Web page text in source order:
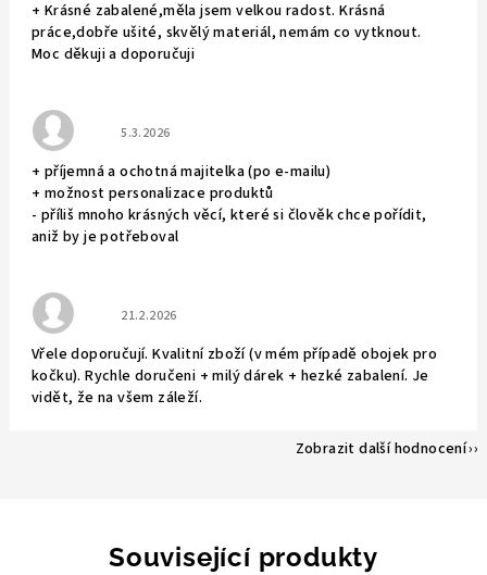
+ Krásné zabalené,měla jsem velkou radost. Krásná
práce,dobře ušité, skvělý materiál, nemám co vytknout.
Moc děkuji a doporučuji
Hodnocení obchodu je 5 z 5 hvězdiček.
5.3.2026
+ příjemná a ochotná majitelka (po e-mailu)
+ možnost personalizace produktů
- příliš mnoho krásných věcí, které si člověk chce pořídit,
aniž by je potřeboval
Hodnocení obchodu je 5 z 5 hvězdiček.
21.2.2026
Vřele doporučují. Kvalitní zboží (v mém případě obojek pro
kočku). Rychle doručeni + milý dárek + hezké zabalení. Je
vidět, že na všem záleží.
Zobrazit další hodnocení
Související produkty